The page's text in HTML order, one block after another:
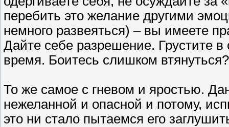
перебить это желание другими
немного развеяться) – вы имеете
Дайте себе разрешение. Грустите
время. Боитесь слишком
То же самое с гневом и яростью.
нежеланной и опасной и потому,
это ни стало пытаемся его